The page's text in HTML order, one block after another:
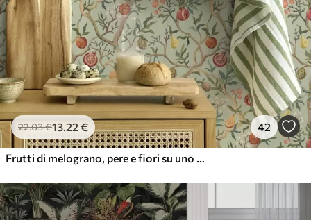
22.03€13.22 € 42
Frutti di melograno, pere e fiori su uno sfondo verde chiaro